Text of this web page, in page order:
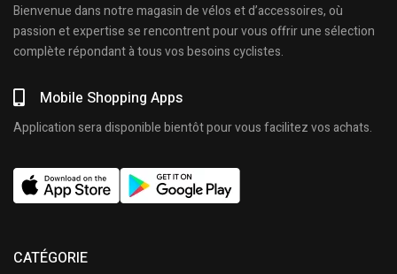
Bienvenue dans notre magasin de vélos et d’accessoires, où
passion et expertise se rencontrent pour vous offrir une sélection
complète répondant à tous vos besoins cyclistes.
Mobile Shopping Apps
Application sera disponible bientôt pour vous facilitez vos achats.
CATÉGORIE